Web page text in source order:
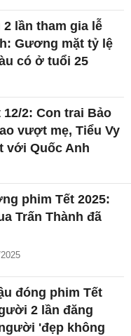
2 lần tham gia lễ
Gương mặt tỷ lệ
có ở tuổi 25
12/2: Con trai Bảo
vượt mẹ, Tiểu Vy
với Quốc Anh
phim Tết 2025:
Trấn Thành đã
đóng phim Tết
2 lần đăng
'đẹp không